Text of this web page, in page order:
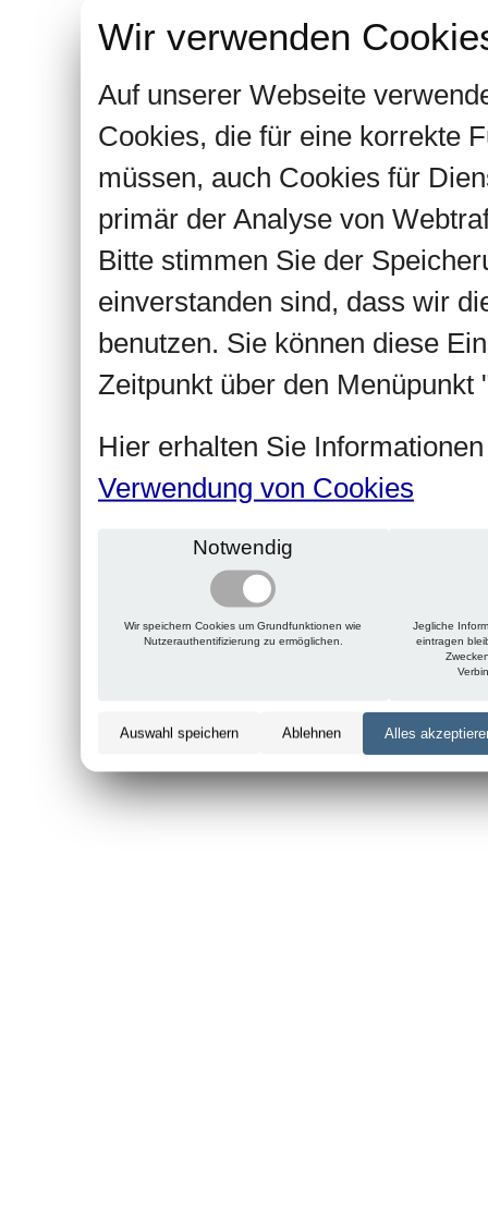
Wir verwenden
Auf unserer Webseite
Cookies, die für eine korrekte
müssen, auch Cookies für
primär der Analyse von
Bitte stimmen Sie der
einverstanden sind, dass wir
benutzen. Sie können diese
Zeitpunkt über den Menüpunkt
Hier erhalten Sie
Verwendung von Cookies
Notwendig
Wir speichern Cookies um Grundfunktionen wie
Nutzerauthentifizierung zu ermöglichen.
Jegliche
eintragen
Auswahl speichern Ablehnen Alles